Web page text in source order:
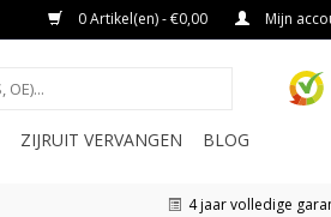
0 Artikel(en) - €0,00 Mijn
ZIJRUIT VERVANGEN BLOG
4 jaar volledige